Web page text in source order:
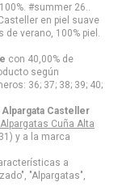
#summer 26..
en piel suave
verano, 100% piel.
con 40,00% de
según
36; 37; 38; 39; 40;
Alpargata Casteller
Alpargatas Cuña Alta
y a la marca
a
"Alpargatas",